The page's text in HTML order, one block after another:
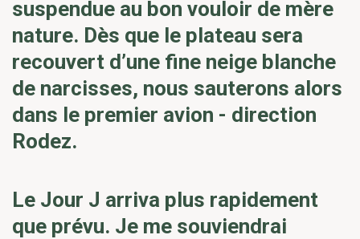
suspendue au bon vouloir de mère
nature. Dès que le plateau sera
recouvert d’une fine neige blanche
de narcisses, nous sauterons alors
dans le premier avion - direction
Rodez.
Le Jour J arriva plus rapidement
que prévu. Je me souviendrai